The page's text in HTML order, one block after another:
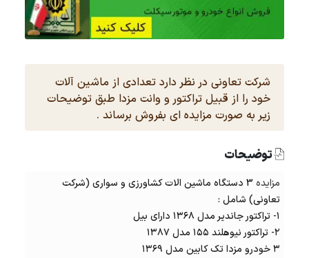
شرکت تعاونی در نظر دارد تعدادی از ماشین آلات
خود را از قبیل تراکتور و وانت مزدا طبق توضیحات
زیر به صورت مزایده ای بفروش برساند .
توضیحات
مزایده
3 دستگاه ماشین الات کشاورزی و سواری (شرکت
تعاونی) شامل :
۱- تراکتورجاندیر مدل ۱۳۶۸ دارای بیل
۲- تراکتور نیوهلند ۱۵۵ مدل ۱۳۸۷
۳ خودرو مزدا تک کابین مدل ۱۳۶۹